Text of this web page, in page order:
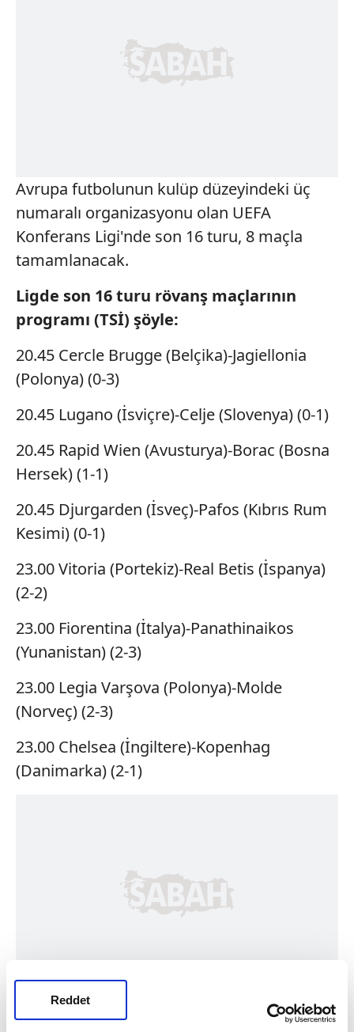
Reddet
Avrupa futbolunun kulüp düzeyindeki üç
numaralı organizasyonu olan UEFA
Konferans Ligi'nde son 16 turu, 8 maçla
tamamlanacak.
Ligde son 16 turu rövanş maçlarının
programı (TSİ) şöyle:
20.45 Cercle Brugge (Belçika)-Jagiellonia
(Polonya) (0-3)
20.45 Lugano (İsviçre)-Celje (Slovenya) (0-1)
20.45 Rapid Wien (Avusturya)-Borac (Bosna
Hersek) (1-1)
20.45 Djurgarden (İsveç)-Pafos (Kıbrıs Rum
Kesimi) (0-1)
23.00 Vitoria (Portekiz)-Real Betis (İspanya)
(2-2)
23.00 Fiorentina (İtalya)-Panathinaikos
(Yunanistan) (2-3)
23.00 Legia Varşova (Polonya)-Molde
(Norveç) (2-3)
23.00 Chelsea (İngiltere)-Kopenhag
(Danimarka) (2-1)